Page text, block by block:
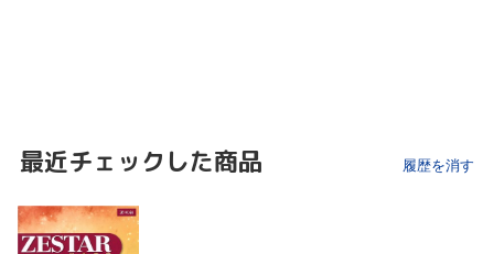
最近チェックした商品 履歴を消す